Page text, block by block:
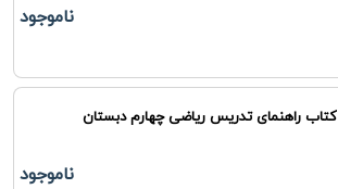
ناموجود
کتاب راهنمای تدریس ریاضی چهارم دبستان
ناموجود